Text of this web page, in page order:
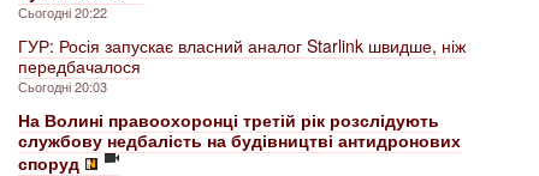
Сьогодні 20:22
ГУР: Росія запускає власний аналог Starlink швидше, ніж
передбачалося
Сьогодні 20:03
На Волині правоохоронці третій рік розслідують
службову недбалість на будівництві антидронових
споруд